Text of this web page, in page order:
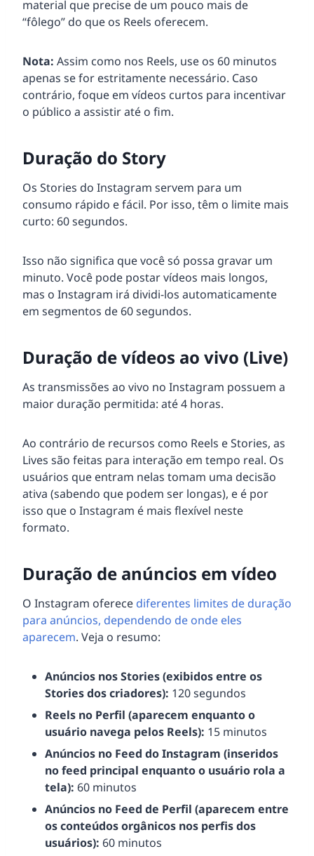
material que precise de um pouco mais de
“fôlego” do que os Reels oferecem.
Nota: Assim como nos Reels, use os 60 minutos
apenas se for estritamente necessário. Caso
contrário, foque em vídeos curtos para incentivar
o público a assistir até o fim.
Duração do Story
Os Stories do Instagram servem para um
consumo rápido e fácil. Por isso, têm o limite mais
curto: 60 segundos.
Isso não significa que você só possa gravar um
minuto. Você pode postar vídeos mais longos,
mas o Instagram irá dividi-los automaticamente
em segmentos de 60 segundos.
Duração de vídeos ao vivo (Live)
As transmissões ao vivo no Instagram possuem a
maior duração permitida: até 4 horas.
Ao contrário de recursos como Reels e Stories, as
Lives são feitas para interação em tempo real. Os
usuários que entram nelas tomam uma decisão
ativa (sabendo que podem ser longas), e é por
isso que o Instagram é mais flexível neste
formato.
Duração de anúncios em vídeo
O Instagram oferece diferentes limites de duração
para anúncios, dependendo de onde eles
aparecem. Veja o resumo:
Anúncios nos Stories (exibidos entre os
Stories dos criadores): 120 segundos
Reels no Perfil (aparecem enquanto o
usuário navega pelos Reels): 15 minutos
Anúncios no Feed do Instagram (inseridos
no feed principal enquanto o usuário rola a
tela): 60 minutos
Anúncios no Feed de Perfil (aparecem entre
os conteúdos orgânicos nos perfis dos
usuários): 60 minutos